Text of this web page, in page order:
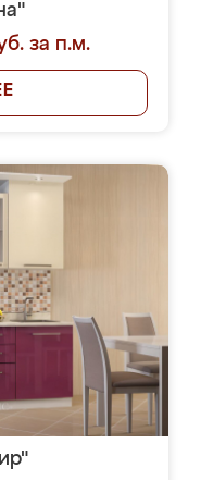
за п.м.